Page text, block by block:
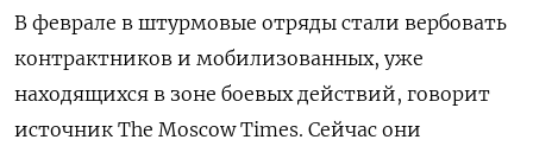
В феврале в штурмовые отряды стали вербовать
контрактников и мобилизованных, уже
находящихся в зоне боевых действий, говорит
источник The Moscow Times. Сейчас они